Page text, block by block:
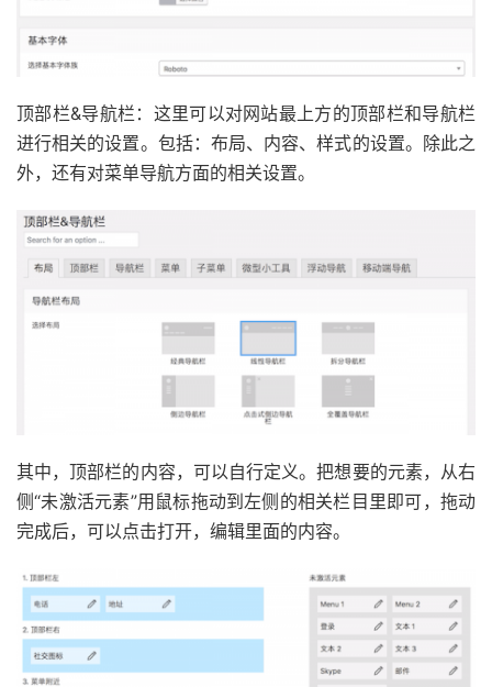
顶部栏&导航栏：这里可以对网站最上方的顶部栏和导航栏
进行相关的设置。包括：布局、内容、样式的设置。除此之
外，还有对菜单导航方面的相关设置。
其中，顶部栏的内容，可以自行定义。把想要的元素，从右
侧“未激活元素”用鼠标拖动到左侧的相关栏目里即可，拖动
完成后，可以点击打开，编辑里面的内容。